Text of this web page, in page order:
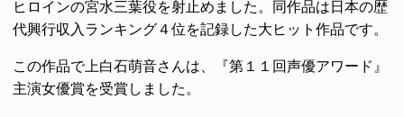
ヒロインの宮水三葉役を射止めました。同作品は日本の歴
代興行収入ランキング４位を記録した大ヒット作品です。
この作品で上白石萌音さんは、『第１１回声優アワード』
主演女優賞を受賞しました。